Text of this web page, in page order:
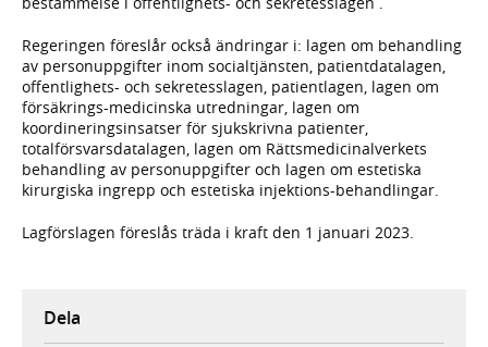
Regeringen föreslår också ändringar i: lagen om behandling
av personuppgifter inom socialtjänsten, patientdatalagen,
offentlighets- och sekretesslagen, patientlagen, lagen om
försäkrings-medicinska utredningar, lagen om
koordineringsinsatser för sjukskrivna patienter,
totalförsvarsdatalagen, lagen om Rättsmedicinalverkets
behandling av personuppgifter och lagen om estetiska
kirurgiska ingrepp och estetiska injektions-behandlingar.
Lagförslagen föreslås träda i kraft den 1 januari 2023.
Dela